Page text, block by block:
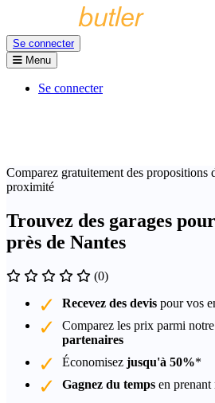
Se connecter
Menu
Se connecter
Comparez gratuitement des propositions
proximité
Trouvez des garages
près de Nantes
(0)
Recevez des devis pour vos
Comparez les prix parmi notre
partenaires
Économisez jusqu'à 50%*
Gagnez du temps en